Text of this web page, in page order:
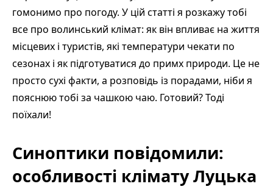
гомонимо про погоду. У цій статті я розкажу тобі
все про волинський клімат: як він впливає на життя
місцевих і туристів, які температури чекати по
сезонах і як підготуватися до примх природи. Це не
просто сухі факти, а розповідь із порадами, ніби я
пояснюю тобі за чашкою чаю. Готовий? Тоді
поїхали!
Синоптики повідомили:
особливості клімату Луцька